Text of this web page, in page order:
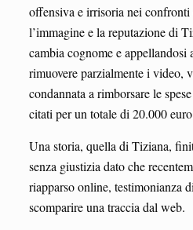
offensiva e irrisoria nei
l’immagine e la reputazione di
cambia cognome e appellandosi
rimuovere parzialmente i video,
condannata a rimborsare le
citati per un totale di 20.000
Una storia, quella di Tiziana,
senza giustizia dato che
riapparso online, testimonianza
scomparire una traccia dal web.